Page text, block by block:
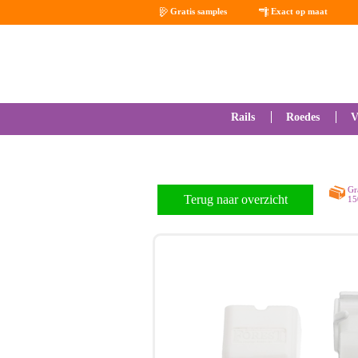
Gratis samples Exact op maat
Rails Roedes
Terug naar overzicht